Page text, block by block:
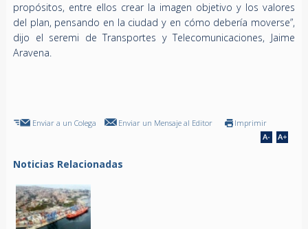
propósitos, entre ellos crear la imagen objetivo y los valores
del plan, pensando en la ciudad y en cómo debería moverse”,
dijo el seremi de Transportes y Telecomunicaciones, Jaime
Aravena.
Enviar a un Colega Enviar un Mensaje al Editor Imprimir
Noticias Relacionadas